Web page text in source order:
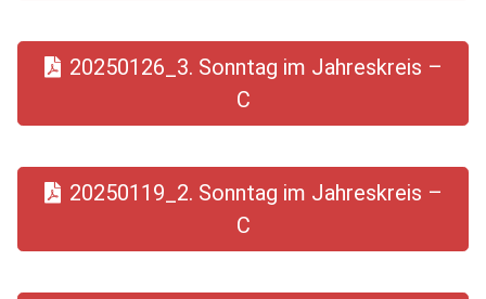
20250126_3. Sonntag im Jahreskreis –
C
20250119_2. Sonntag im Jahreskreis –
C